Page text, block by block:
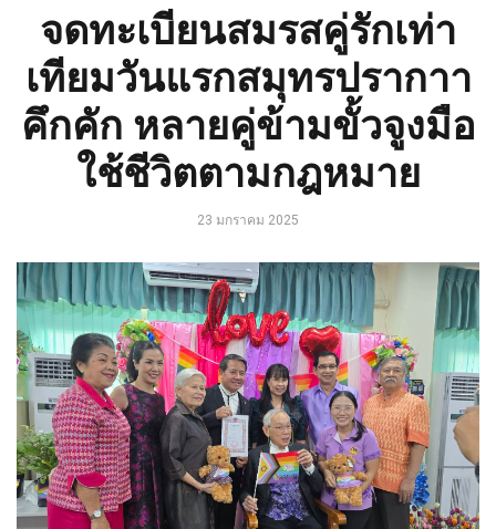
จดทะเบียนสมรสคู่รักเท่า
เทียมวันแรกสมุทรปรากาา
คึกคัก หลายคู่ข้ามขั้วจูงมือ
ใช้ชีวิตตามกฎหมาย
23 มกราคม 2025